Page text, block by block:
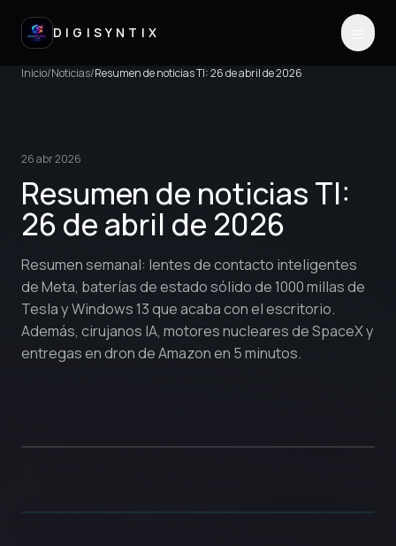
DIGISYNTIX
Inicio/Noticias/Resumen de noticias TI: 26 de abril de 2026
26 abr 2026
Resumen de noticias TI:
26 de abril de 2026
Resumen semanal: lentes de contacto inteligentes
de Meta, baterías de estado sólido de 1000 millas de
Tesla y Windows 13 que acaba con el escritorio.
Además, cirujanos IA, motores nucleares de SpaceX y
entregas en dron de Amazon en 5 minutos.